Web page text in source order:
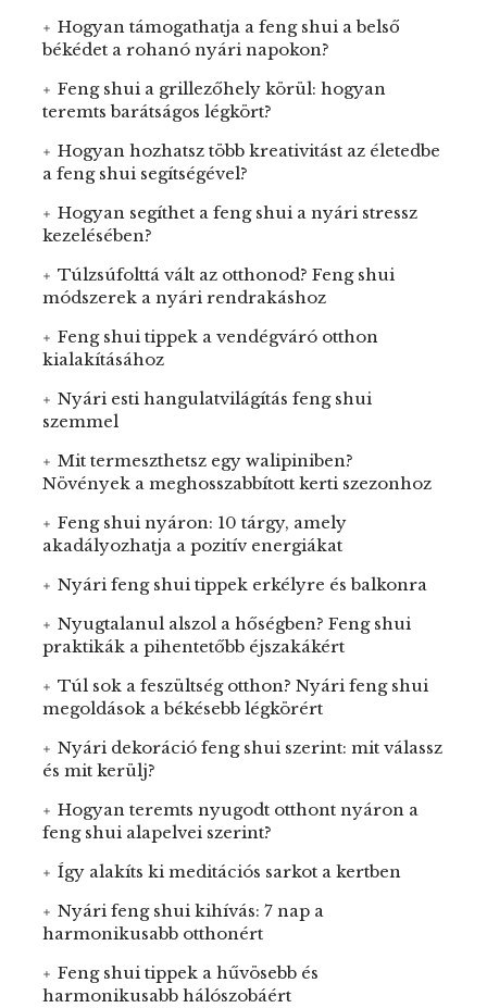
Hogyan támogathatja a feng shui a belső
békédet a rohanó nyári napokon?
Feng shui a grillezőhely körül: hogyan
teremts barátságos légkört?
Hogyan hozhatsz több kreativitást az életedbe
a feng shui segítségével?
Hogyan segíthet a feng shui a nyári stressz
kezelésében?
Túlzsúfolttá vált az otthonod? Feng shui
módszerek a nyári rendrakáshoz
Feng shui tippek a vendégváró otthon
kialakításához
Nyári esti hangulatvilágítás feng shui
szemmel
Mit termeszthetsz egy walipiniben?
Növények a meghosszabbított kerti szezonhoz
Feng shui nyáron: 10 tárgy, amely
akadályozhatja a pozitív energiákat
Nyári feng shui tippek erkélyre és balkonra
Nyugtalanul alszol a hőségben? Feng shui
praktikák a pihentetőbb éjszakákért
Túl sok a feszültség otthon? Nyári feng shui
megoldások a békésebb légkörért
Nyári dekoráció feng shui szerint: mit válassz
és mit kerülj?
Hogyan teremts nyugodt otthont nyáron a
feng shui alapelvei szerint?
Így alakíts ki meditációs sarkot a kertben
Nyári feng shui kihívás: 7 nap a
harmonikusabb otthonért
Feng shui tippek a hűvösebb és
harmonikusabb hálószobáért